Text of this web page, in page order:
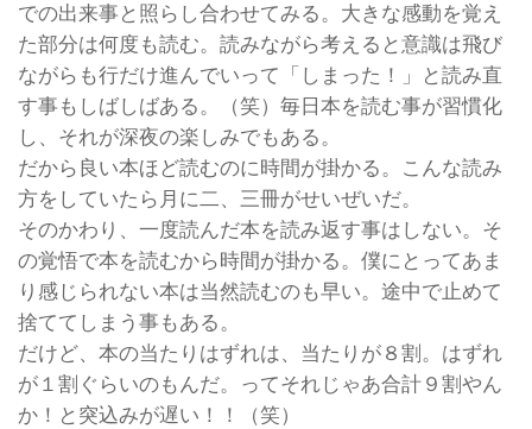
での出来事と照らし合わせてみる。大きな感動を覚え
た部分は何度も読む。読みながら考えると意識は飛び
ながらも行だけ進んでいって「しまった！」と読み直
す事もしばしばある。（笑）毎日本を読む事が習慣化
し、それが深夜の楽しみでもある。
だから良い本ほど読むのに時間が掛かる。こんな読み
方をしていたら月に二、三冊がせいぜいだ。
そのかわり、一度読んだ本を読み返す事はしない。そ
の覚悟で本を読むから時間が掛かる。僕にとってあま
り感じられない本は当然読むのも早い。途中で止めて
捨ててしまう事もある。
だけど、本の当たりはずれは、当たりが８割。はずれ
が１割ぐらいのもんだ。ってそれじゃあ合計９割やん
か！と突込みが遅い！！（笑）